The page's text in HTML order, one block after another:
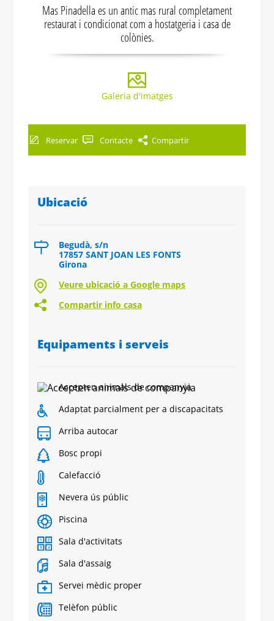
Mas Pinadella es un antic mas rural completament
restaurat i condicionat com a hostatgeria i casa de
colònies.
Galeria d'imatges
Reservar Contacte Compartir
Ubicació
Begudà, s/n
17857 SANT JOAN LES FONTS
Girona
Veure ubicació a Google maps
Compartir info casa
Equipaments i serveis
Accepten animals de companyia
Adaptat parcialment per a discapacitats
Arriba autocar
Bosc propi
Calefacció
Nevera ús públic
Piscina
Sala d'activitats
Sala d'assaig
Servei mèdic proper
Telèfon públic